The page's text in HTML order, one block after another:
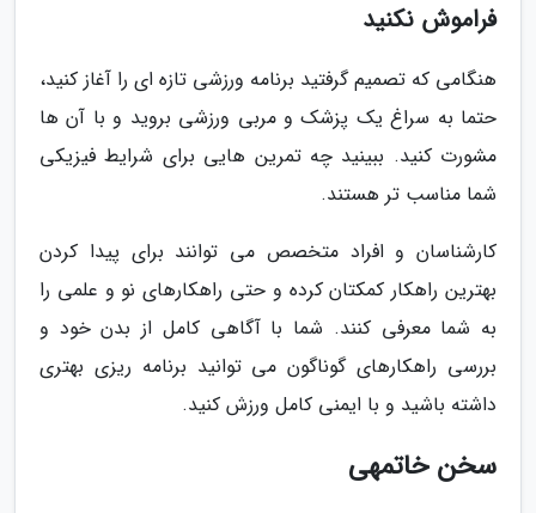
فراموش نکنید
هنگامی که تصمیم گرفتید برنامه ورزشی تازه ای را آغاز کنید،
حتما به سراغ یک پزشک و مربی ورزشی بروید و با آن ها
مشورت کنید. ببینید چه تمرین هایی برای شرایط فیزیکی
شما مناسب تر هستند.
کارشناسان و افراد متخصص می توانند برای پیدا کردن
بهترین راهکار کمکتان کرده و حتی راهکارهای نو و علمی را
به شما معرفی کنند. شما با آگاهی کامل از بدن خود و
بررسی راهکارهای گوناگون می توانید برنامه ریزی بهتری
داشته باشید و با ایمنی کامل ورزش کنید.
سخن خاتمهی